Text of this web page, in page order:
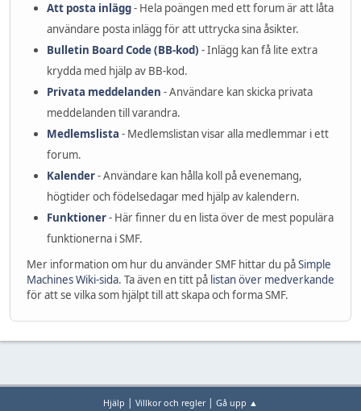
Att posta inlägg- Hela poängen med ett forum är att låta
användare posta inlägg för att uttrycka sina åsikter.
Bulletin Board Code (BB-kod) - Inlägg kan få lite extra
krydda med hjälp av BB-kod.
Privata meddelanden - Användare kan skicka privata
meddelanden till varandra.
Medlemslista - Medlemslistan visar alla medlemmar i ett
forum.
Kalender- Användare kan hålla koll på evenemang,
högtider och födelsedagar med hjälp av kalendern.
Funktioner- Här finner du en lista över de mest populära
funktionerna i SMF.
Mer information om hur du använder SMF hittar du påSimple
Machines Wiki-sida. Ta även en titt på listan över medverkande
för att se vilka som hjälpt till att skapa och forma SMF.
Hjälp | Villkor och regler| Gå upp ▲